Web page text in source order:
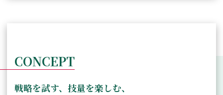
CONCEPT
戦略を試す、技量を楽しむ、